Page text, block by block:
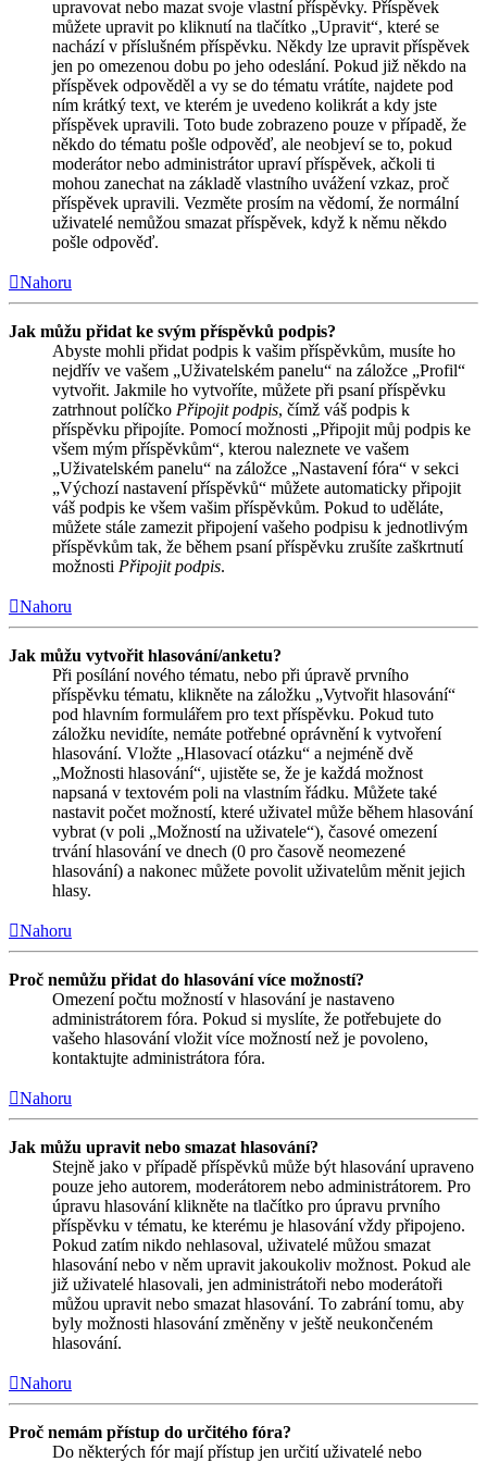
upravovat nebo mazat svoje vlastní příspěvky. Příspěvek
můžete upravit po kliknutí na tlačítko „Upravit“, které se
nachází v příslušném příspěvku. Někdy lze upravit příspěvek
jen po omezenou dobu po jeho odeslání. Pokud již někdo na
příspěvek odpověděl a vy se do tématu vrátíte, najdete pod
ním krátký text, ve kterém je uvedeno kolikrát a kdy jste
příspěvek upravili. Toto bude zobrazeno pouze v případě, že
někdo do tématu pošle odpověď, ale neobjeví se to, pokud
moderátor nebo administrátor upraví příspěvek, ačkoli ti
mohou zanechat na základě vlastního uvážení vzkaz, proč
příspěvek upravili. Vezměte prosím na vědomí, že normální
uživatelé nemůžou smazat příspěvek, když k němu někdo
pošle odpověď.
Nahoru
Jak můžu přidat ke svým příspěvků podpis?
Abyste mohli přidat podpis k vašim příspěvkům, musíte ho
nejdřív ve vašem „Uživatelském panelu“ na záložce „Profil“
vytvořit. Jakmile ho vytvoříte, můžete při psaní příspěvku
zatrhnout políčko Připojit podpis, čímž váš podpis k
příspěvku připojíte. Pomocí možnosti „Připojit můj podpis ke
všem mým příspěvkům“, kterou naleznete ve vašem
„Uživatelském panelu“ na záložce „Nastavení fóra“ v sekci
„Výchozí nastavení příspěvků“ můžete automaticky připojit
váš podpis ke všem vašim příspěvkům. Pokud to uděláte,
můžete stále zamezit připojení vašeho podpisu k jednotlivým
příspěvkům tak, že během psaní příspěvku zrušíte zaškrtnutí
možnosti Připojit podpis.
Nahoru
Jak můžu vytvořit hlasování/anketu?
Při posílání nového tématu, nebo při úpravě prvního
příspěvku tématu, klikněte na záložku „Vytvořit hlasování“
pod hlavním formulářem pro text příspěvku. Pokud tuto
záložku nevidíte, nemáte potřebné oprávnění k vytvoření
hlasování. Vložte „Hlasovací otázku“ a nejméně dvě
„Možnosti hlasování“, ujistěte se, že je každá možnost
napsaná v textovém poli na vlastním řádku. Můžete také
nastavit počet možností, které uživatel může během hlasování
vybrat (v poli „Možností na uživatele“), časové omezení
trvání hlasování ve dnech (0 pro časově neomezené
hlasování) a nakonec můžete povolit uživatelům měnit jejich
hlasy.
Nahoru
Proč nemůžu přidat do hlasování více možností?
Omezení počtu možností v hlasování je nastaveno
administrátorem fóra. Pokud si myslíte, že potřebujete do
vašeho hlasování vložit více možností než je povoleno,
kontaktujte administrátora fóra.
Nahoru
Jak můžu upravit nebo smazat hlasování?
Stejně jako v případě příspěvků může být hlasování upraveno
pouze jeho autorem, moderátorem nebo administrátorem. Pro
úpravu hlasování klikněte na tlačítko pro úpravu prvního
příspěvku v tématu, ke kterému je hlasování vždy připojeno.
Pokud zatím nikdo nehlasoval, uživatelé můžou smazat
hlasování nebo v něm upravit jakoukoliv možnost. Pokud ale
již uživatelé hlasovali, jen administrátoři nebo moderátoři
můžou upravit nebo smazat hlasování. To zabrání tomu, aby
byly možnosti hlasování změněny v ještě neukončeném
hlasování.
Nahoru
Proč nemám přístup do určitého fóra?
Do některých fór mají přístup jen určití uživatelé nebo